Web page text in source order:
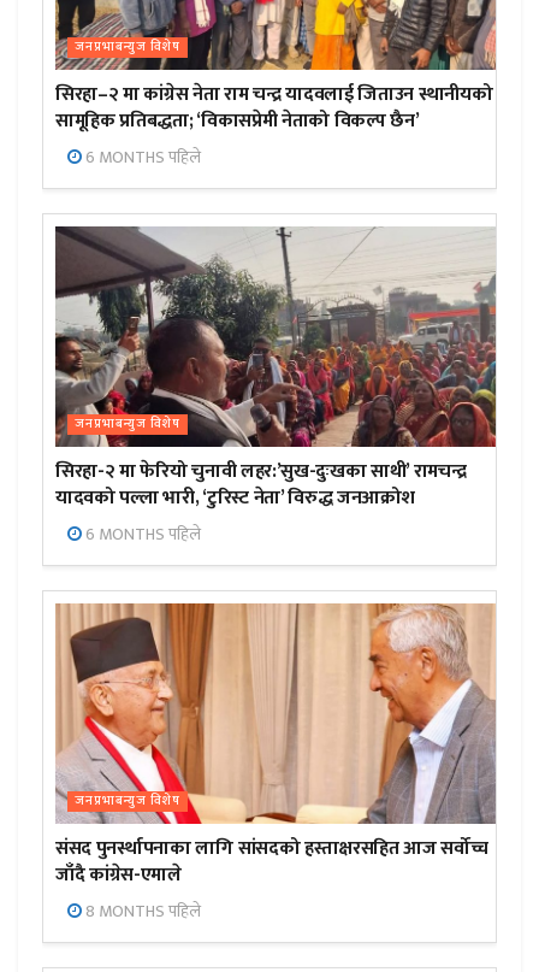
जनप्रभाबन्युज विशेष
सिरहा–२ मा कांग्रेस नेता राम चन्द्र यादवलाई जिताउन स्थानीयको
सामूहिक प्रतिबद्धता; ‘विकासप्रेमी नेताको विकल्प छैन’
6 MONTHS पहिले
जनप्रभाबन्युज विशेष
सिरहा-२ मा फेरियो चुनावी लहर:’सुख-दुःखका साथी’ रामचन्द्र
यादवको पल्ला भारी, ‘टुरिस्ट नेता’ विरुद्ध जनआक्रोश
6 MONTHS पहिले
जनप्रभाबन्युज विशेष
संसद पुनर्स्थापनाका लागि सांसदको हस्ताक्षरसहित आज सर्वोच्च
जाँदै कांग्रेस-एमाले
8 MONTHS पहिले